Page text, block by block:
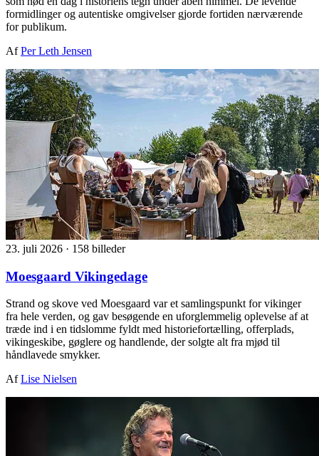
formidlinger og autentiske omgivelser gjorde fortiden nærværende
for publikum.
AfPer Leth Jensen
23. juli 2026 · 158 billeder
Moesgaard Vikingedage
Strand og skove ved Moesgaard var et samlingspunkt for vikinger
fra hele verden, og gav besøgende en uforglemmelig oplevelse af at
træde ind i en tidslomme fyldt med historiefortælling, offerplads,
vikingeskibe, gøglere og handlende, der solgte alt fra mjød til
håndlavede smykker.
AfLise Nielsen